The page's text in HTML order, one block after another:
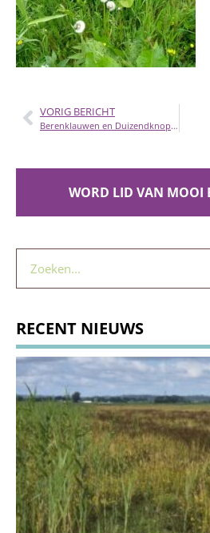
VORIG BERICHT
Berenklauwen en Duizendknopen, wat moet je ermee?
WORD LID VAN MOOI
RECENT NIEUWS